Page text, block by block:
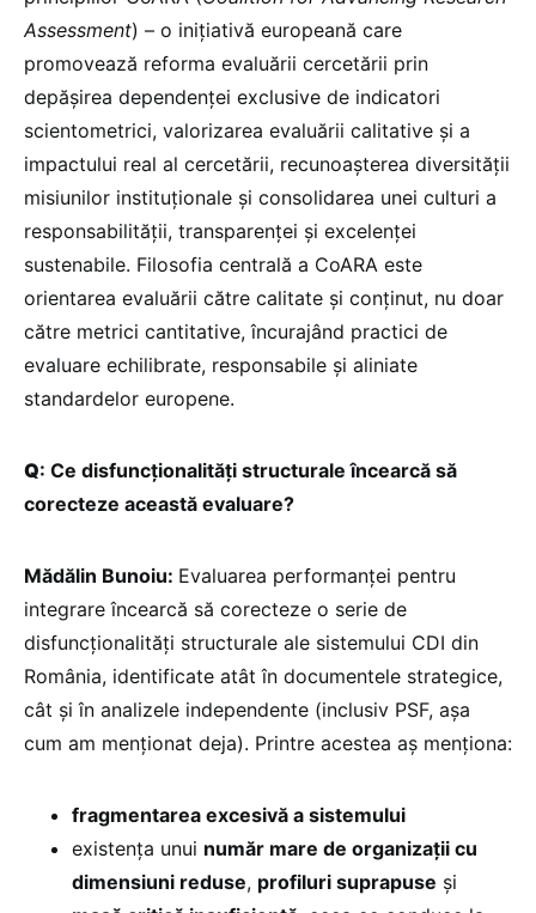
Assessment) – o inițiativă europeană care
promovează reforma evaluării cercetării prin
depășirea dependenței exclusive de indicatori
scientometrici, valorizarea evaluării calitative și a
impactului real al cercetării, recunoașterea diversității
misiunilor instituționale și consolidarea unei culturi a
responsabilității, transparenței și excelenței
sustenabile. Filosofia centrală a CoARA este
orientarea evaluării către calitate și conținut, nu doar
către metrici cantitative, încurajând practici de
evaluare echilibrate, responsabile și aliniate
standardelor europene.
Q: Ce disfuncționalități structurale încearcă să
corecteze această evaluare?
Mădălin Bunoiu: Evaluarea performanței pentru
integrare încearcă să corecteze o serie de
disfuncționalități structurale ale sistemului CDI din
România, identificate atât în documentele strategice,
cât și în analizele independente (inclusiv PSF, așa
cum am menționat deja). Printre acestea aș menționa:
fragmentarea excesivă a sistemului
existența unui număr mare de organizații cu
dimensiuni reduse, profiluri suprapuse și